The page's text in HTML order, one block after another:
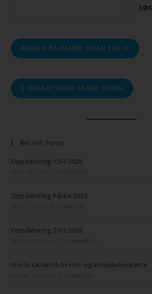
SØK
ARBEID PÅ DENNE SIDEN I 2026
SIDEKART OVER DENNE SIDEN
Recent Posts
Oppdatering 15/4 2026
Oppdatering Påske 2026
Oppdatering 27/2 2026
Norsk Ukrainsk brann- og ambulansestøtte